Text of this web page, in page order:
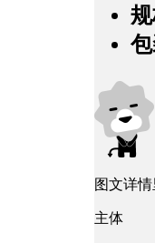
图文详
主体